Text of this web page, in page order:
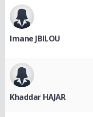
Imane JBILOU
Khaddar HAJAR